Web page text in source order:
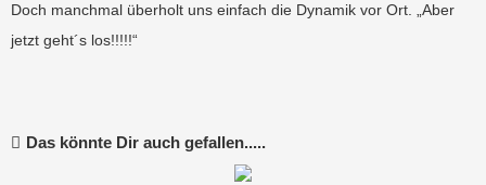
Doch manchmal überholt uns einfach die Dynamik vor Ort. „Aber
jetzt geht´s los!!!!!“
Das könnte Dir auch gefallen.....